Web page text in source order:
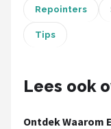
Repointers
Tips
Lees ook
Ontdek Waarom